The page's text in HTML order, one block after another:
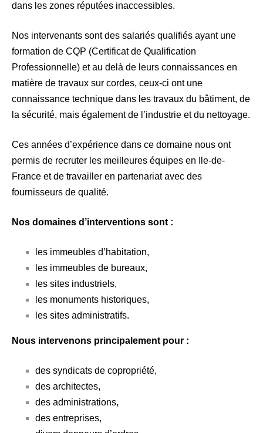
dans les zones réputées inaccessibles.
Nos intervenants sont des salariés qualifiés ayant une
formation de CQP (Certificat de Qualification
Professionnelle) et au delà de leurs connaissances en
matière de travaux sur cordes, ceux-ci ont une
connaissance technique dans les travaux du bâtiment, de
la sécurité, mais également de l’industrie et du nettoyage.
Ces années d’expérience dans ce domaine nous ont
permis de recruter les meilleures équipes en Ile-de-
France et de travailler en partenariat avec des
fournisseurs de qualité.
Nos domaines d’interventions sont :
les immeubles d’habitation,
les immeubles de bureaux,
les sites industriels,
les monuments historiques,
les sites administratifs.
Nous intervenons principalement pour :
des syndicats de copropriété,
des architectes,
des administrations,
des entreprises,